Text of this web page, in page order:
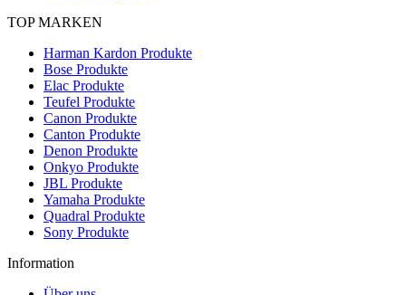
TOP MARKEN
Harman Kardon Produkte
Bose Produkte
Elac Produkte
Teufel Produkte
Canon Produkte
Canton Produkte
Denon Produkte
Onkyo Produkte
JBL Produkte
Yamaha Produkte
Quadral Produkte
Sony Produkte
Information